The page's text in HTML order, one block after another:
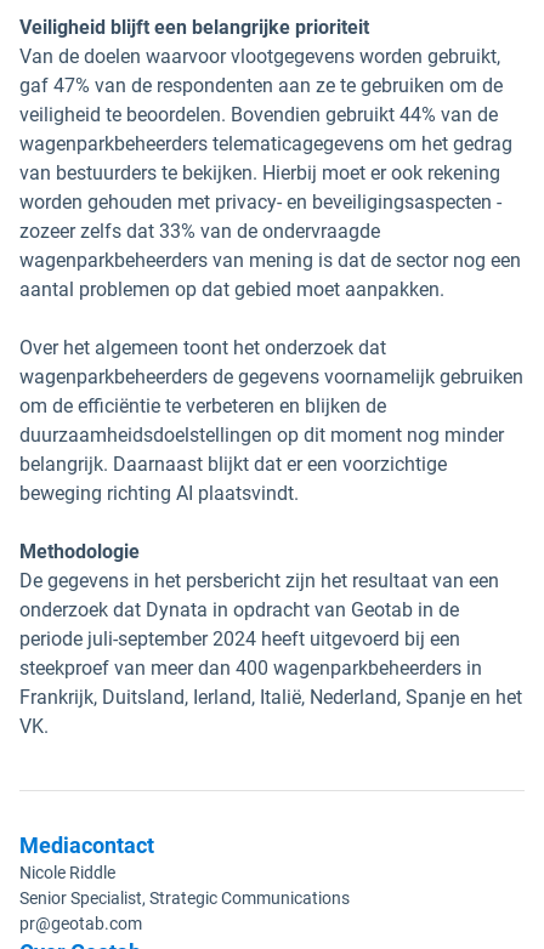
Veiligheid blijft een belangrijke prioriteit
Van de doelen waarvoor vlootgegevens worden gebruikt,
gaf 47% van de respondenten aan ze te gebruiken om de
veiligheid te beoordelen. Bovendien gebruikt 44% van de
wagenparkbeheerders telematicagegevens om het gedrag
van bestuurders te bekijken. Hierbij moet er ook rekening
worden gehouden met privacy- en beveiligingsaspecten -
zozeer zelfs dat 33% van de ondervraagde
wagenparkbeheerders van mening is dat de sector nog een
aantal problemen op dat gebied moet aanpakken.
Over het algemeen toont het onderzoek dat
wagenparkbeheerders de gegevens voornamelijk gebruiken
om de efficiëntie te verbeteren en blijken de
duurzaamheidsdoelstellingen op dit moment nog minder
belangrijk. Daarnaast blijkt dat er een voorzichtige
beweging richting AI plaatsvindt.
Methodologie
De gegevens in het persbericht zijn het resultaat van een
onderzoek dat Dynata in opdracht van Geotab in de
periode juli-september 2024 heeft uitgevoerd bij een
steekproef van meer dan 400 wagenparkbeheerders in
Frankrijk, Duitsland, Ierland, Italië, Nederland, Spanje en het
VK.
Mediacontact
Nicole Riddle
Senior Specialist, Strategic Communications
pr@geotab.com